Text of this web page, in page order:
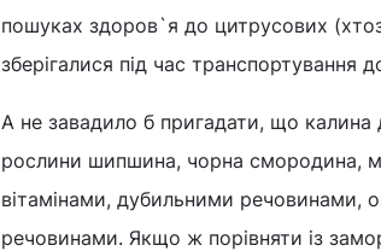
пошуках здоров`я до цитрусових
зберігалися під час транспортування
А не завадило б пригадати, що калина
рослини шипшина, чорна смородина,
вітамінами, дубильними речовинами,
речовинами. Якщо ж порівняти із